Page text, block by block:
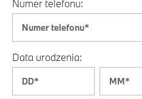
Numer telefonu:
Data urodzenia: